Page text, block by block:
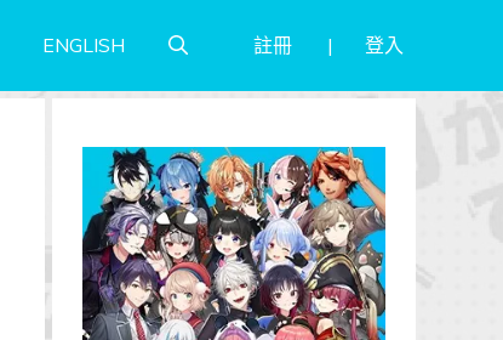
ENGLISH 註冊 登入